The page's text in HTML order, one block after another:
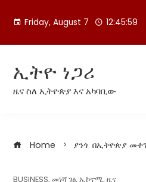
Friday, August 7 12:46:00
ኢትዮ ነጋሪ
ዜና ስለ ኢትዮጵያ እና አካባቢው
Home ያንጎ በኢትዮጵያ
BUSINESS, መነሻ ገፅ, ኢኮኖሚ, ዜና